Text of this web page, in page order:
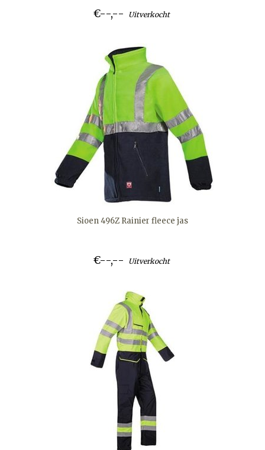
€--,-- Uitverkocht
Sioen 496Z Rainier fleece jas
€--,-- Uitverkocht